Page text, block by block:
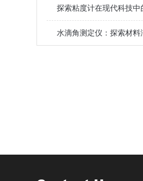
探索粘度计在现代科技中